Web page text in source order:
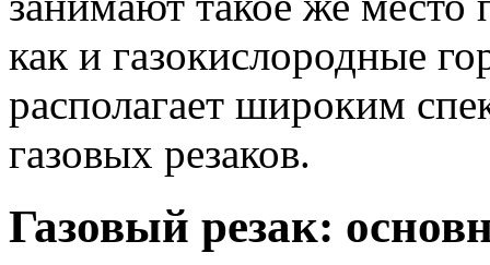
как и газокислородные
располагает широким
газовых резаков.
Газовый резак: